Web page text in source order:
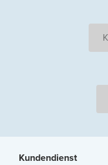
Kundendienst